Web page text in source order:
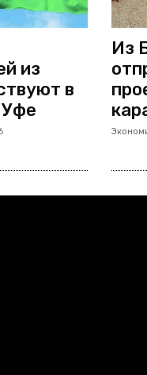
из
в
Из